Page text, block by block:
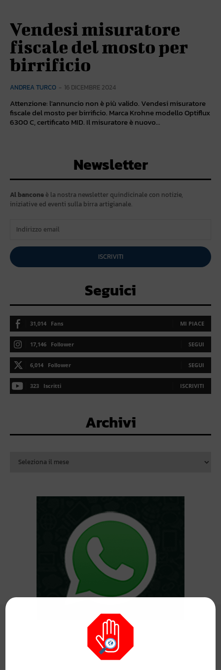
Vendesi misuratore
fiscale del mosto per
birrificio
ANDREA TURCO - 16 DICEMBRE 2024
Attenzione: l'annuncio non è più valido. Vendesi misuratore
fiscale del mosto per birrificio. Marca Krohne modello Optiflux
6300 C, certificato MID. Il misuratore è nuovo...
Newsletter
Al bancone è la nostra newsletter quindicinale con notizie,
iniziative ed eventi sulla birra artigianale.
ISCRIVITI
Seguici
31,014 Fans MI PIACE
17,146 Follower SEGUI
6,014 Follower SEGUI
323 Iscritti ISCRIVITI
Archivi